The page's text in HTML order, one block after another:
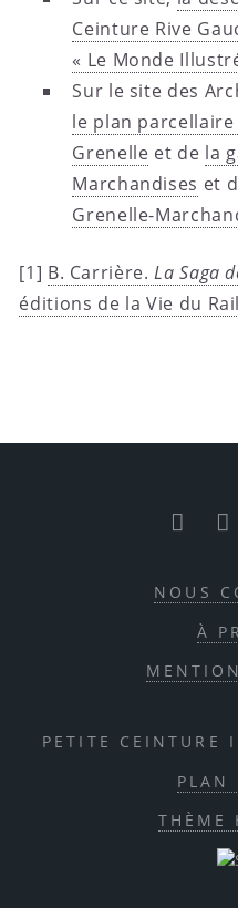
Ceinture Rive
« Le Monde
Sur le site des
le plan
Grenelle et de la
Marchandises et
Grenelle-
[1] B. Carrière.La Saga
éditions de la Vie du
NOUS
À
PETITE CEINTURE
PLAN
THÈME